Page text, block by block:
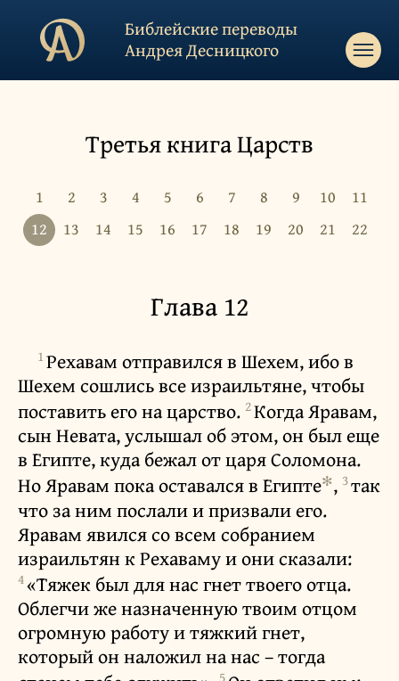
Библейские переводы
Андрея Десницкого
Третья книга Царств
1 2 3 4 5 6 7 8 9 10
11
12
13 14 15 16 17 18 19 20 21 22
Глава 12
1Рехавам отправился в Шехем, ибо в
Шехем сошлись все израильтяне, чтобы
поставить его на царство. 2Когда Яравам,
сын Невата, услышал об этом, он был еще
в Египте, куда бежал от царя Соломона.
Но Яравам пока оставался в Египте✻, 3так
что за ним послали и призвали его.
Яравам явился со всем собранием
израильтян к Рехаваму и они сказали:
4«Тяжек был для нас гнет твоего отца.
Облегчи же назначенную твоим отцом
огромную работу и тяжкий гнет,
который он наложил на нас – тогда
5